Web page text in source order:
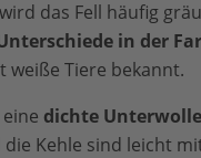
das Fell häufig
in der
weiße Tiere bekannt.
dichte Unterwolle
Kehle sind leicht